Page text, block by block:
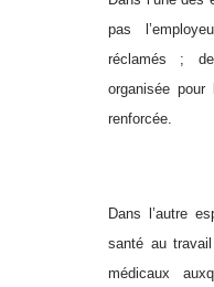
pas
réclamés ;
organisée
renforcée.
Dans l’autre
santé au
médicaux